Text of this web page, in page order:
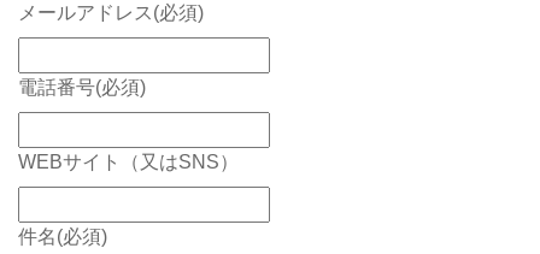
メールアドレス (必須)
電話番号(必須)
WEBサイト（又はSNS）
件名(必須)